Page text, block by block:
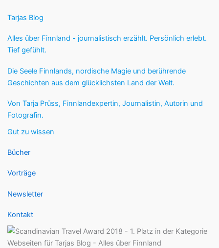
Tarjas Blog
Alles über Finnland - journalistisch erzählt. Persönlich erlebt.
Tief gefühlt.
Die Seele Finnlands, nordische Magie und berührende
Geschichten aus dem glücklichsten Land der Welt.
Von Tarja Prüss, Finnlandexpertin, Journalistin, Autorin und
Fotografin.
Gut zu wissen
Bücher
Vorträge
Newsletter
Kontakt